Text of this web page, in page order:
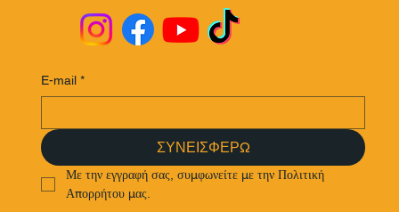
E-mail *
ΣΥΝΕΙΣΦΕΡΩ
Με την εγγραφή σας, συμφωνείτε με την Πολιτική
Απορρήτου μας.